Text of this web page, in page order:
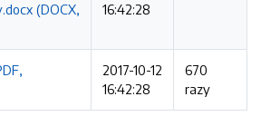
(DOCX,
16:42:28
2017-10-12
16:42:28
670
razy